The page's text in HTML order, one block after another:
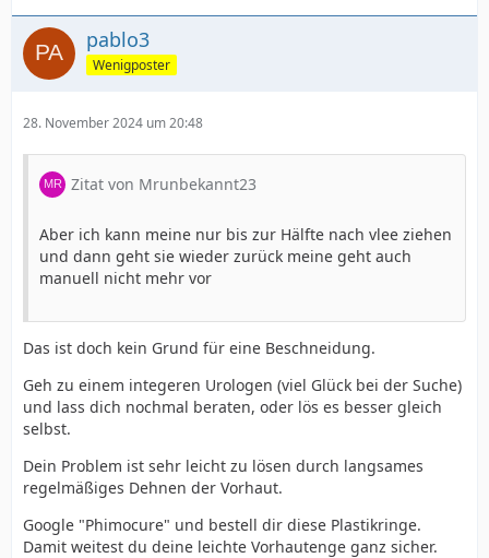
pablo3
Wenigposter
28. November 2024 um 20:48
Zitat von Mrunbekannt23
Aber ich kann meine nur bis zur Hälfte nach vlee ziehen
und dann geht sie wieder zurück meine geht auch
manuell nicht mehr vor
Das ist doch kein Grund für eine Beschneidung.
Geh zu einem integeren Urologen (viel Glück bei der Suche)
und lass dich nochmal beraten, oder lös es besser gleich
selbst.
Dein Problem ist sehr leicht zu lösen durch langsames
regelmäßiges Dehnen der Vorhaut.
Google "Phimocure" und bestell dir diese Plastikringe.
Damit weitest du deine leichte Vorhautenge ganz sicher.